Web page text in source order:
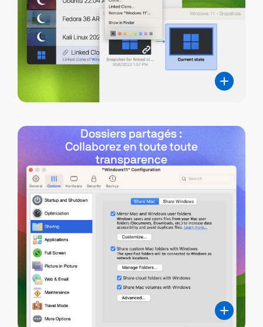
Dossiers partagés :
Collaborez en toute toute
transparence